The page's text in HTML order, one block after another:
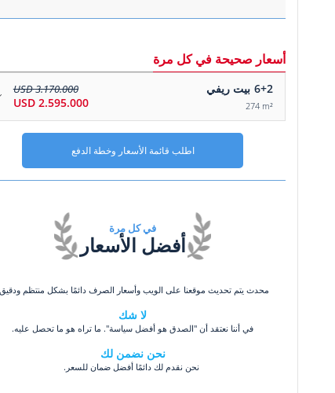
أسعار صحيحة في كل مرة
6+2 بيت ريفي
274 m²
3.170.000 USD
2.595.000 USD
اطلب قائمة الأسعار وخطة الدفع
أفضل الأسعار
في كل مرة
محدث يتم تحديث موقعنا على الويب وأسعار الصرف دائمًا بشكل منتظم
لا شك
في أننا نعتقد أن "الصدق هو أفضل سياسة". ما تراه هو ما تحصل عليه.
نحن نضمن لك
نحن نقدم لك دائمًا أفضل ضمان للسعر.